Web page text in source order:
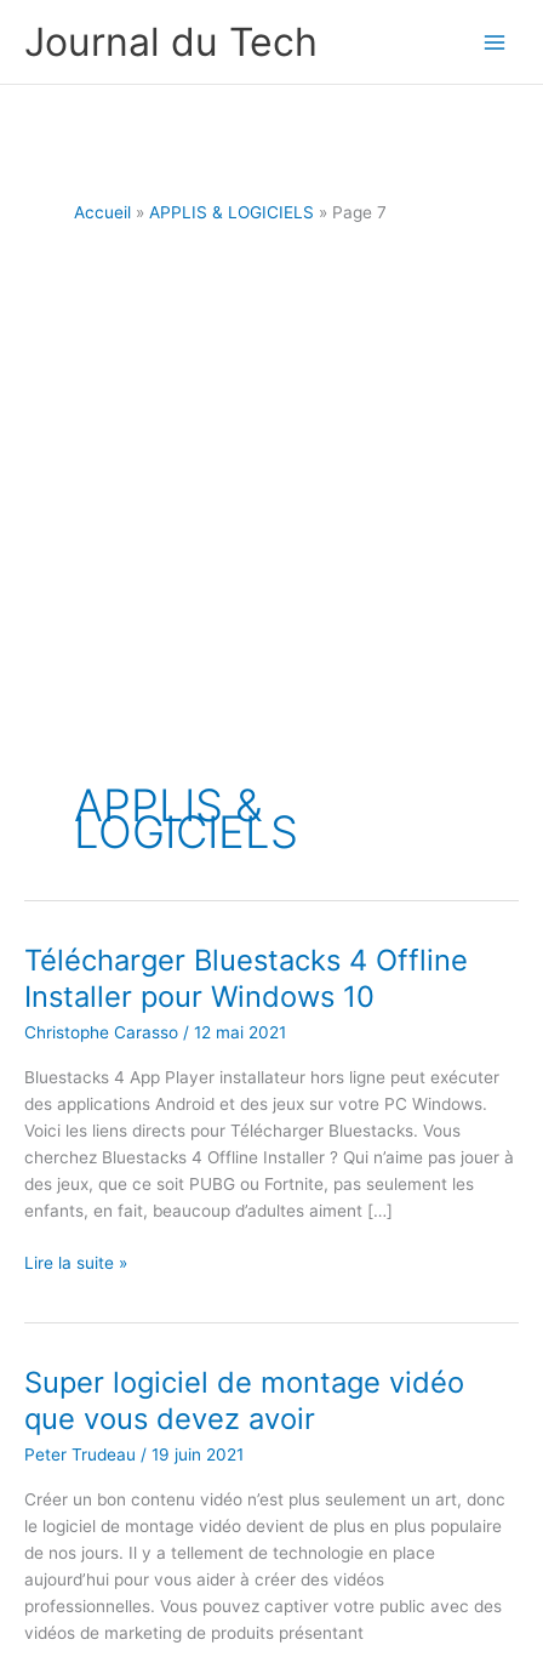
Journal du Tech
Accueil APPLIS & LOGICIELS Page 7
APPLIS &
LOGICIELS
Télécharger Bluestacks 4 Offline
Installer pour Windows 10
Christophe Carasso / 12 mai 2021
Bluestacks 4 App Player installateur hors ligne peut exécuter
des applications Android et des jeux sur votre PC Windows.
Voici les liens directs pour Télécharger Bluestacks. Vous
cherchez Bluestacks 4 Offline Installer ? Qui n’aime pas jouer à
des jeux, que ce soit PUBG ou Fortnite, pas seulement les
enfants, en fait, beaucoup d’adultes aiment […]
Télécharger
Installer
pour
Windows
10
Lire la suite »
Super logiciel de montage vidéo
que vous devez avoir
Peter Trudeau / 19 juin 2021
Créer un bon contenu vidéo n’est plus seulement un art, donc
le logiciel de montage vidéo devient de plus en plus populaire
de nos jours. Il y a tellement de technologie en place
aujourd’hui pour vous aider à créer des vidéos
professionnelles. Vous pouvez captiver votre public avec des
vidéos de marketing de produits présentant